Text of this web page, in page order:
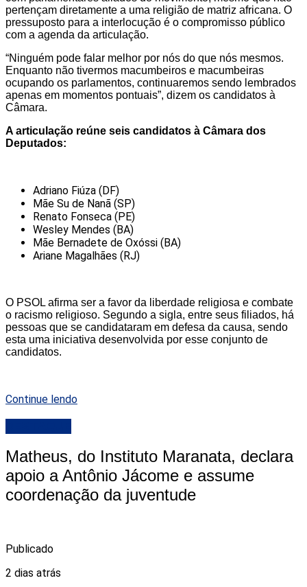
pertençam diretamente a uma religião de matriz africana. O
pressuposto para a interlocução é o compromisso público
com a agenda da articulação.
“Ninguém pode falar melhor por nós do que nós mesmos.
Enquanto não tivermos macumbeiros e macumbeiras
ocupando os parlamentos, continuaremos sendo lembrados
apenas em momentos pontuais”, dizem os candidatos à
Câmara.
A articulação reúne seis candidatos à Câmara dos
Deputados:
Adriano Fiúza (DF)
Mãe Su de Nanã (SP)
Renato Fonseca (PE)
Wesley Mendes (BA)
Mãe Bernadete de Oxóssi (BA)
Ariane Magalhães (RJ)
O PSOL afirma ser a favor da liberdade religiosa e combate
o racismo religioso. Segundo a sigla, entre seus filiados, há
pessoas que se candidataram em defesa da causa, sendo
esta uma iniciativa desenvolvida por esse conjunto de
candidatos.
Continue lendo
Matheus, do Instituto Maranata, declara
apoio a Antônio Jácome e assume
coordenação da juventude
Publicado
2 dias atrás